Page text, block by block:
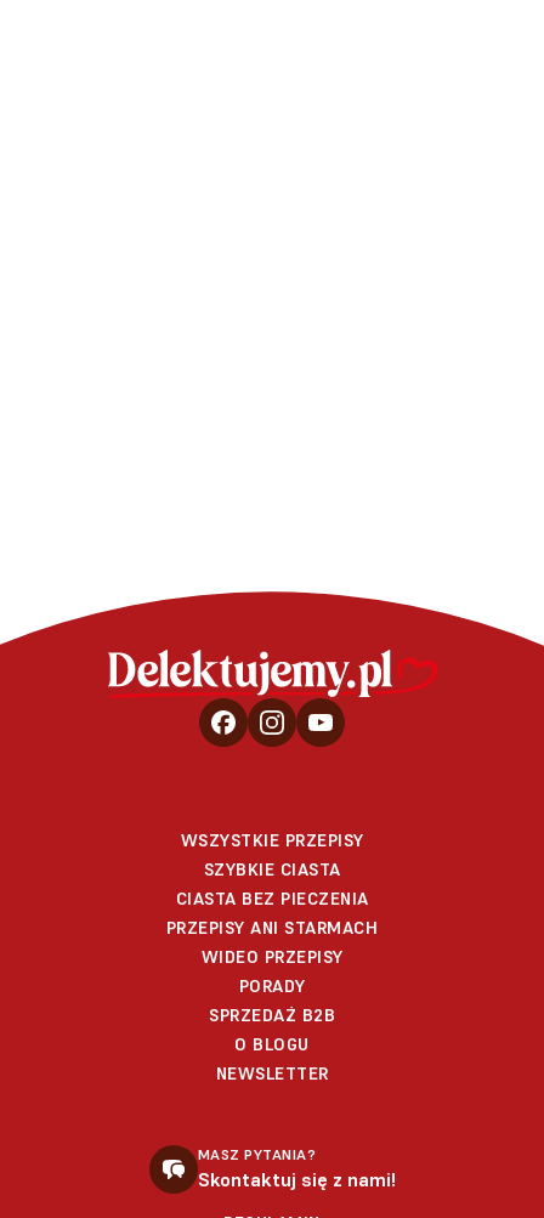
WSZYSTKIE PRZEPISY
SZYBKIE CIASTA
CIASTA BEZ PIECZENIA
PRZEPISY ANI STARMACH
WIDEO PRZEPISY
PORADY
SPRZEDAŻ B2B
O BLOGU
NEWSLETTER
MASZ PYTANIA?
Skontaktuj się z nami!